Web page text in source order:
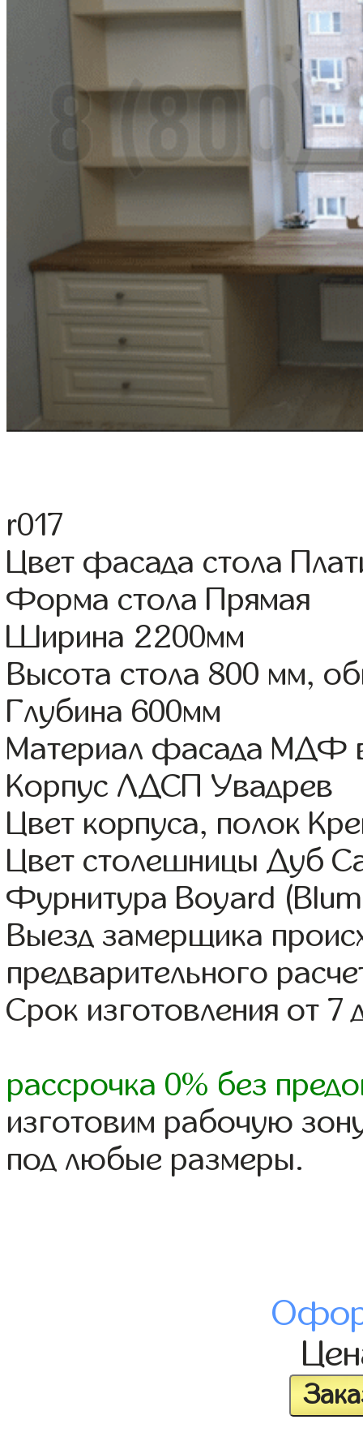
r017
Цвет фасада стола
Форма стола Прямая
Ширина 2200мм
Высота стола 800 мм,
Глубина 600мм
Материал фасада МДФ
Корпус ЛДСП Увадрев
Цвет корпуса, полок
Цвет столешницы Дуб
Фурнитура Boyard
Выезд замерщика
предварительного
Срок изготовления от 7
рассрочка 0% без
изготовим рабочую
под любые размеры.